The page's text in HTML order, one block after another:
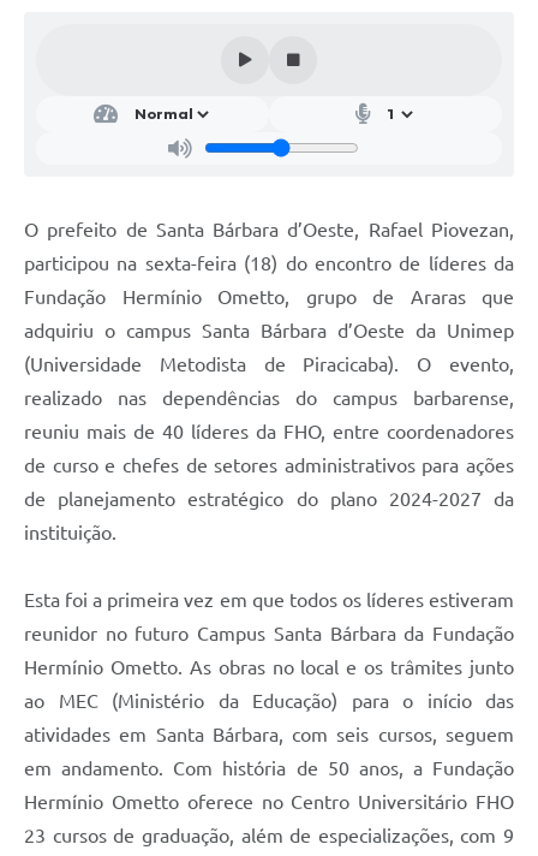
Contato
Plano Municipal de Segurança Pública
Plano de Contratações Anuais
O prefeito de Santa Bárbara d’Oeste, Rafael Piovezan,
participou na sexta-feira (18) do encontro de líderes da
Fundação Hermínio Ometto, grupo de Araras que
adquiriu o campus Santa Bárbara d’Oeste da Unimep
(Universidade Metodista de Piracicaba). O evento,
realizado nas dependências do campus barbarense,
reuniu mais de 40 líderes da FHO, entre coordenadores
de curso e chefes de setores administrativos para ações
de planejamento estratégico do plano 2024-2027 da
instituição.
Esta foi a primeira vez em que todos os líderes estiveram
reunidor no futuro Campus Santa Bárbara da Fundação
Hermínio Ometto. As obras no local e os trâmites junto
ao MEC (Ministério da Educação) para o início das
atividades em Santa Bárbara, com seis cursos, seguem
em andamento. Com história de 50 anos, a Fundação
Hermínio Ometto oferece no Centro Universitário FHO
23 cursos de graduação, além de especializações, com 9